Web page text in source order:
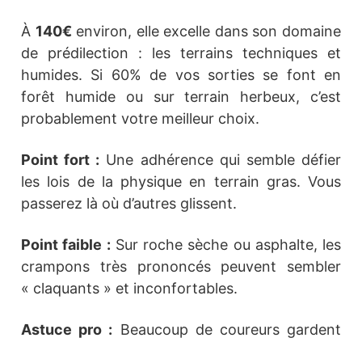
À 140€ environ, elle excelle dans son domaine
de prédilection : les terrains techniques et
humides. Si 60% de vos sorties se font en
forêt humide ou sur terrain herbeux, c’est
probablement votre meilleur choix.
Point fort : Une adhérence qui semble défier
les lois de la physique en terrain gras. Vous
passerez là où d’autres glissent.
Point faible : Sur roche sèche ou asphalte, les
crampons très prononcés peuvent sembler
« claquants » et inconfortables.
Astuce pro : Beaucoup de coureurs gardent